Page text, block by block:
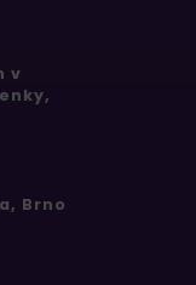
v
Brno